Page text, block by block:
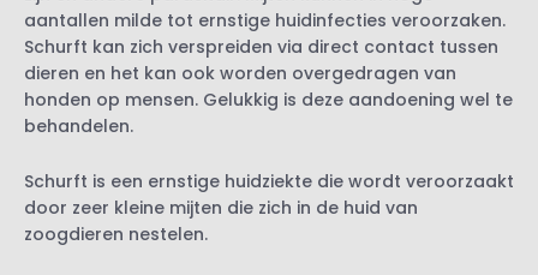
Welke honden zijn vatbaar voor
demodicose?
Is demodicose besmettelijk?
Symptomen van demodicose bij honden
Hoe wordt demodicose vastgesteld?
Behandeling van demodicose bij honden
aantallen milde tot ernstige huidinfecties veroorzaken.
Schurft kan zich verspreiden via direct contact tussen
dieren en het kan ook worden overgedragen van
honden op mensen. Gelukkig is deze aandoening wel te
behandelen.
Schurft is een ernstige huidziekte die wordt veroorzaakt
door zeer kleine mijten die zich in de huid van
zoogdieren nestelen.